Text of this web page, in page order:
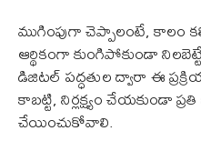
ముగింపుగా చెప్పాలంటే, కాలం
ఆర్థికంగా కుంగిపోకుండా
డిజిటల్ పద్ధతుల ద్వారా ఈ
కాబట్టి, నిర్లక్ష్యం చేయకుండా
చేయించుకోవాలి.